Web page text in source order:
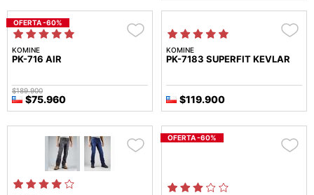
OFERTA -60%
KOMINE
PK-716 AIR
$75.960
$189.900
KOMINE
PK-7183 SUPERFIT KEVLAR
$119.900
OFERTA -60%